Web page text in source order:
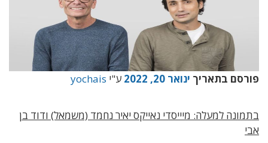
פורסם בתאריך ינואר 20, 2022 ע"י yochais
בתמונה למעלה: מיייסדי נאייקס יאיר נחמד (משמאל) ודוד בן
אבי